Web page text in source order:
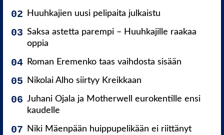
Huuhkajien uusi pelipaita julkaistu
Saksa astetta parempi – Huuhkajille raakaa
oppia
Roman Eremenko taas vaihdosta sisään
Nikolai Alho siirtyy Kreikkaan
Juhani Ojala ja Motherwell eurokentille ensi
kaudelle
Niki Mäenpään huippupelikään ei riittänyt